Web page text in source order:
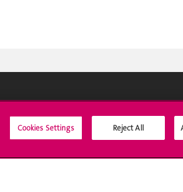
informe
Cookies Settings Reject All